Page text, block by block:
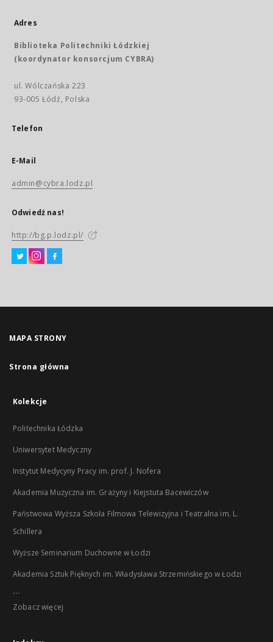
Adres
Biblioteka Politechniki Łódzkiej
(koordynator konsorcjum CYBRA)
ul. Wólczańska 223
93-005 Łódź, Polska
Telefon
E-Mail
admin@cybra.lodz.pl
Odwiedź nas!
http://bg.p.lodz.pl/
MAPA STRONY
Strona główna
Kolekcje
Politechnika Łódzka
Uniwersytet Medyczny
Instytut Medycyny Pracy im. prof. J. Nofera
Akademia Muzyczna im. Grażyny i Kiejstuta Bacewiczów
Państwowa Wyższa Szkoła Filmowa Telewizyjna i Teatralna im. L.
Schillera
Wyższe Seminarium Duchowne w Łodzi
Akademia Sztuk Pięknych im. Władysława Strzemińskiego w Łodzi
...
Zobacz więcej